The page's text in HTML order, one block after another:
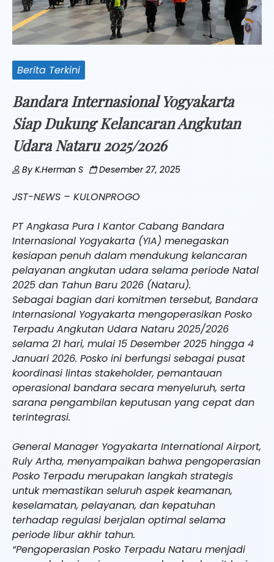
Berita Terkini
Bandara Internasional Yogyakarta
Siap Dukung Kelancaran Angkutan
Udara Nataru 2025/2026
ByK.Herman S Desember 27, 2025
JST-NEWS – KULONPROGO
PT Angkasa Pura I Kantor Cabang Bandara
Internasional Yogyakarta (YIA) menegaskan
kesiapan penuh dalam mendukung kelancaran
pelayanan angkutan udara selama periode Natal
2025 dan Tahun Baru 2026 (Nataru).
Sebagai bagian dari komitmen tersebut, Bandara
Internasional Yogyakarta mengoperasikan Posko
Terpadu Angkutan Udara Nataru 2025/2026
selama 21 hari, mulai 15 Desember 2025 hingga 4
Januari 2026. Posko ini berfungsi sebagai pusat
koordinasi lintas stakeholder, pemantauan
operasional bandara secara menyeluruh, serta
sarana pengambilan keputusan yang cepat dan
terintegrasi.
General Manager Yogyakarta International Airport,
Ruly Artha, menyampaikan bahwa pengoperasian
Posko Terpadu merupakan langkah strategis
untuk memastikan seluruh aspek keamanan,
keselamatan, pelayanan, dan kepatuhan
terhadap regulasi berjalan optimal selama
periode libur akhir tahun.
“Pengoperasian Posko Terpadu Nataru menjadi